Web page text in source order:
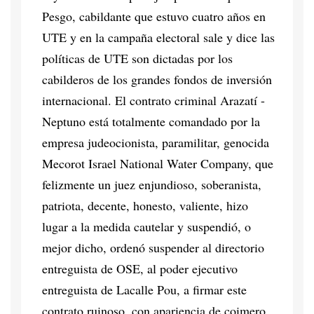
Pesgo, cabildante que estuvo cuatro años en
UTE y en la campaña electoral sale y dice las
políticas de UTE son dictadas por los
cabilderos de los grandes fondos de inversión
internacional. El contrato criminal Arazatí -
Neptuno está totalmente comandado por la
empresa judeocionista, paramilitar, genocida
Mecorot Israel National Water Company, que
felizmente un juez enjundioso, soberanista,
patriota, decente, honesto, valiente, hizo
lugar a la medida cautelar y suspendió, o
mejor dicho, ordenó suspender al directorio
entreguista de OSE, al poder ejecutivo
entreguista de Lacalle Pou, a firmar este
contrato ruinoso, con apariencia de coimero.